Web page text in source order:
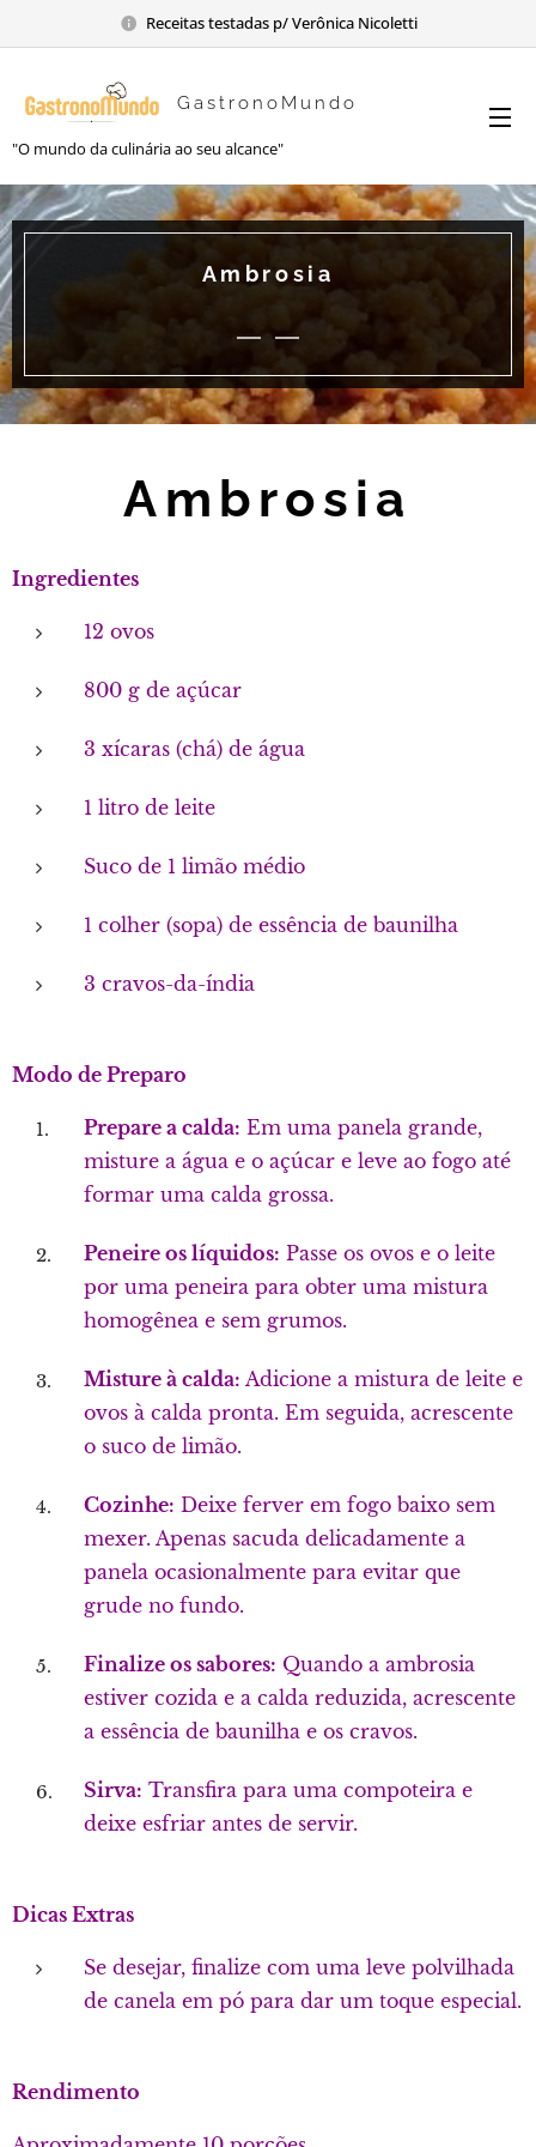
Receitas testadas p/ Verônica Nicoletti
GastronoMundo
"O mundo da culinária ao seu alcance"
Ambrosia
Ambrosia
Ingredientes
12 ovos
800 g de açúcar
3 xícaras (chá) de água
1 litro de leite
Suco de 1 limão médio
1 colher (sopa) de essência de baunilha
3 cravos-da-índia
Modo de Preparo
Prepare a calda: Em uma panela grande,
misture a água e o açúcar e leve ao fogo até
formar uma calda grossa.
Peneire os líquidos: Passe os ovos e o leite
por uma peneira para obter uma mistura
homogênea e sem grumos.
Misture à calda: Adicione a mistura de leite e
ovos à calda pronta. Em seguida, acrescente
o suco de limão.
Cozinhe: Deixe ferver em fogo baixo sem
mexer. Apenas sacuda delicadamente a
panela ocasionalmente para evitar que
grude no fundo.
Finalize os sabores: Quando a ambrosia
estiver cozida e a calda reduzida, acrescente
a essência de baunilha e os cravos.
Sirva: Transfira para uma compoteira e
deixe esfriar antes de servir.
Dicas Extras
Se desejar, finalize com uma leve polvilhada
de canela em pó para dar um toque especial.
Rendimento